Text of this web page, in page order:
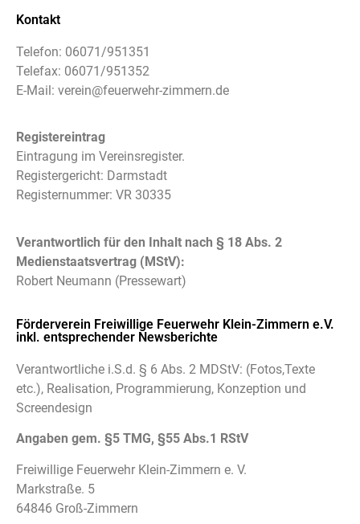
Kontakt
Telefon: 06071/951351
Telefax: 06071/951352
E-Mail: verein@feuerwehr-zimmern.de
Registereintrag
Eintragung im Vereinsregister.
Registergericht: Darmstadt
Registernummer: VR 30335
Verantwortlich für den Inhalt nach § 18 Abs. 2
Medienstaatsvertrag (MStV):
Robert Neumann (Pressewart)
Förderverein Freiwillige Feuerwehr Klein-Zimmern e.V.
inkl. entsprechender Newsberichte
Verantwortliche i.S.d. § 6 Abs. 2 MDStV: (Fotos,Texte
etc.), Realisation, Programmierung, Konzeption und
Screendesign
Angaben gem. §5 TMG, §55 Abs.1 RStV
Freiwillige Feuerwehr Klein-Zimmern e. V.
Markstraße. 5
64846 Groß-Zimmern